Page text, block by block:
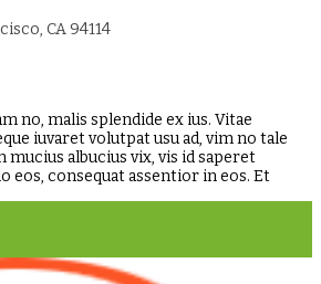
CA 94114
no, malis splendide ex ius. Vitae
iuvaret volutpat usu ad, vim no tale
albucius vix, vis id saperet
eos, consequat assentior in eos. Et